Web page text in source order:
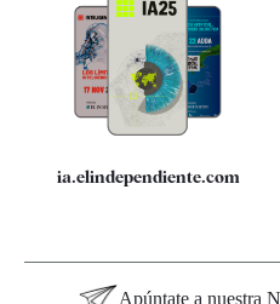
Quiénes somos
Especificaciones
ia.elindependiente.com
Apúntate a nuestra